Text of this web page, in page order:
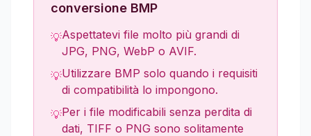
conversione BMP
💡Aspettatevi file molto più grandi di
JPG, PNG, WebP o AVIF.
💡Utilizzare BMP solo quando i requisiti
di compatibilità lo impongono.
💡Per i file modificabili senza perdita di
dati, TIFF o PNG sono solitamente